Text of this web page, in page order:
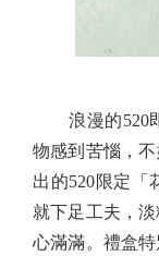
浪漫的520即
物感到苦惱，
出的520限定「
就下足工夫，
心滿滿。禮盒